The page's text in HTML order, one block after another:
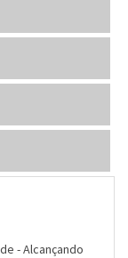
- Alcançando